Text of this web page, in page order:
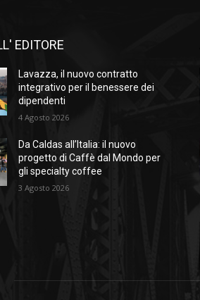
EDITORE
Lavazza, il nuovo contratto
integrativo per il benessere dei
dipendenti
4 Agosto 2026
Da Caldas all’Italia: il nuovo
progetto di Caffè dal Mondo per
gli specialty coffee
3 Agosto 2026